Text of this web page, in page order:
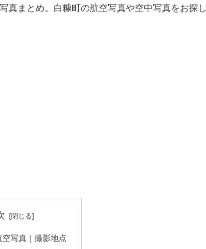
真まとめ。白糠町の航空写真や空中写真をお探し
空写真｜撮影地点